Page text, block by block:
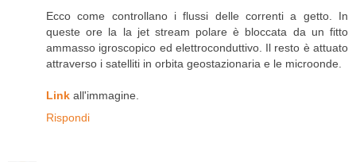
Ecco come controllano i flussi delle correnti a getto. In
queste ore la la jet stream polare è bloccata da un fitto
ammasso igroscopico ed elettroconduttivo. Il resto è attuato
attraverso i satelliti in orbita geostazionaria e le microonde.
Link all'immagine.
Rispondi